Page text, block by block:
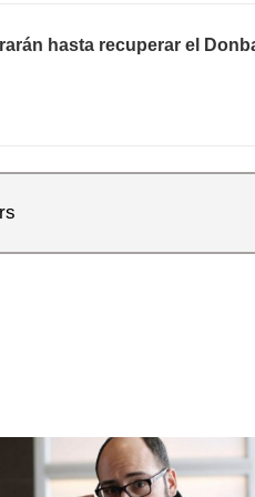
hasta recuperar el